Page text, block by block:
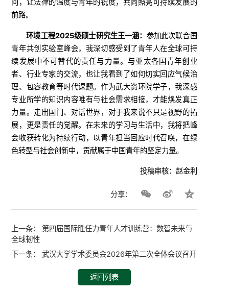
前路。
环境工程2025级硕士研究生王一涵： 参加此次联合国
青年共创实验室峰会，我深切感受到了青年人在全球可持
续发展中不可替代的责任与力量。与亚太各国青年创业
者、行业专家的交流，也让我看到了如何切实回应气候治
理、包容教育等时代课题。作为武大资环院学子，我深感
专业所学的知识内容唯有与社会需求相接，才能焕发真正
力量。走出国门、对话世界，对于我来说不只是视野的拓
展，更是责任的觉醒。在未来的学习与生活中，我将把峰
会收获转化为持续行动，以青年担当回应时代召唤，在绿
色转型与社会创新中，贡献属于中国青年的坚定力量。
投稿审核：赵金利
分享：
上一条： 第四届国际胜任力青年人才训练营：数智未来与
全球韧性
下一条：武汉大学学术委员会2026年第二次全体会议召开
返回列表